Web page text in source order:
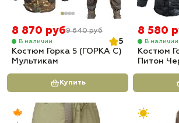
8 870 руб9 640 руб
В наличии
5
Костюм Горка 5 (ГОРКА С)
Мультикам
Купить
8 580
В наличии
Костюм
Питон